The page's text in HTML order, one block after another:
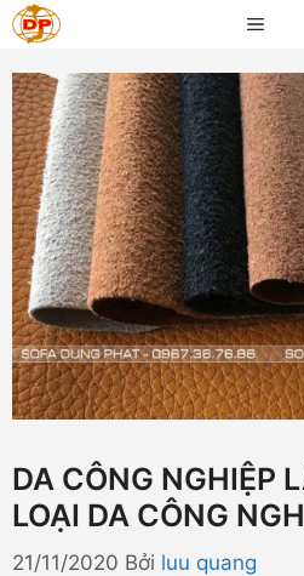
Chuyển
đến
nội
dung
MENU
DA CÔNG NGHIỆP
LOẠI DA CÔNG
21/11/2020 Bởi luu quang